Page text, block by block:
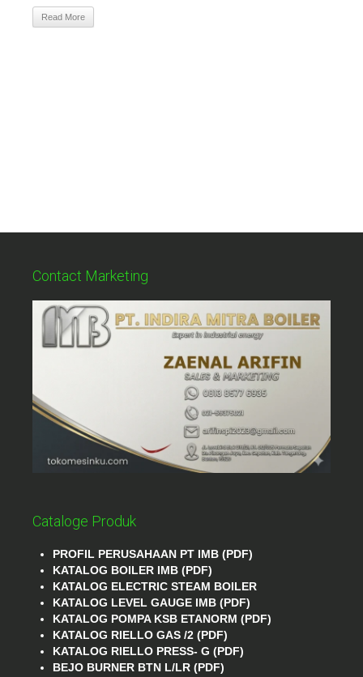
Read More
Contact Marketing
Cataloge Produk
PROFIL PERUSAHAAN PT IMB (PDF)
KATALOG BOILER IMB (PDF)
KATALOG ELECTRIC STEAM BOILER
KATALOG LEVEL GAUGE IMB (PDF)
KATALOG POMPA KSB ETANORM (PDF)
KATALOG RIELLO GAS /2 (PDF)
KATALOG RIELLO PRESS- G (PDF)
BEJO BURNER BTN L/LR (PDF)